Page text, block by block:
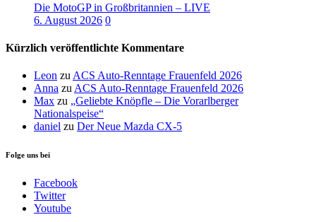
Die MotoGP in Großbritannien – LIVE
6. August 2026 0
Kürzlich veröffentlichte Kommentare
Leon zu ACS Auto-Renntage Frauenfeld 2026
Anna zu ACS Auto-Renntage Frauenfeld 2026
Max zu „Geliebte Knöpfle – Die Vorarlberger
Nationalspeise“
daniel zu Der Neue Mazda CX-5
Folge uns bei
Facebook
Twitter
Youtube